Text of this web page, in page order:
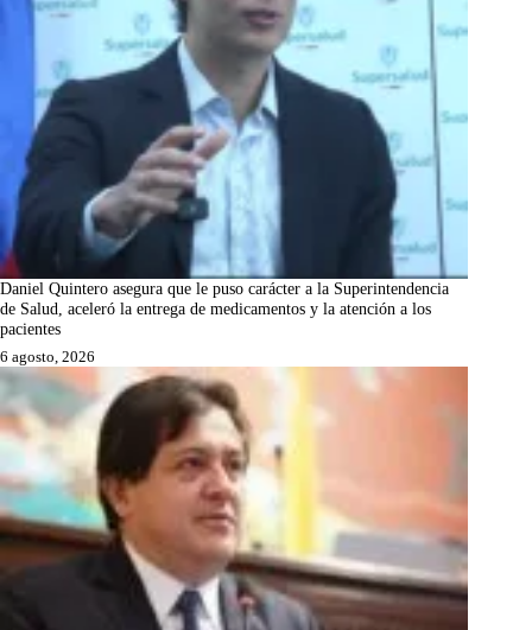
Daniel Quintero asegura que le puso carácter a la Superintendencia
de Salud, aceleró la entrega de medicamentos y la atención a los
pacientes
6 agosto, 2026